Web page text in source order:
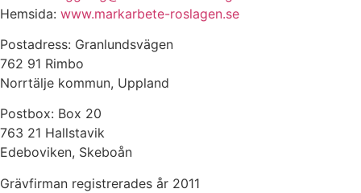
Hemsida: www.markarbete-roslagen.se
Postadress: Granlundsvägen
762 91 Rimbo
Norrtälje kommun, Uppland
Postbox: Box 20
763 21 Hallstavik
Edeboviken, Skeboån
Grävfirman registrerades år 2011